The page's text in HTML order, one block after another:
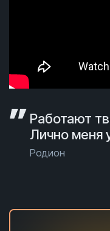
Работают
Лично меня
Родион